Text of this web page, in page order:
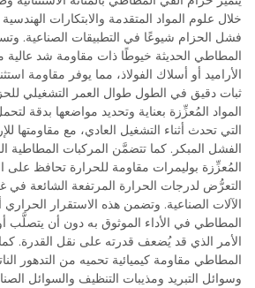
خلال علوم المواد المتقدمة والابتكارات
فشل الحزام شيوعًا في التطبيقات الصناعية.
المطاطي الحديثة خيوطًا ذات مقاومة شد عالية
الأراميد أو أسلاك الفولاذ، مما يوفر مقاومة
ثبات دقيق في الطول طوال العمر التشغيلي
المواد المُعزِّزة بعناية وتحديد مواضعها بدقة
التي تحدث أثناء التشغيل العادي، مع مقاومتها
الفشل المبكر. كما تتضمَّن المركبات المطاطية
المُعزِّزة بوليمرات مقاومة للحرارة تحافظ على
التعرُّض لدرجات الحرارة المرتفعة الشائعة
الآلات الصناعية. وتضمن هذه الاستقرار
المطاطي في الأداء الموثوق به دون أن يتصلَّب
الأمر الذي قد يُضعف قدرته على نقل القدرة.
المطاطي مقاومة كيميائية تحميه من التدهور
وسوائل التبريد ومذيبات التنظيف والسوائل